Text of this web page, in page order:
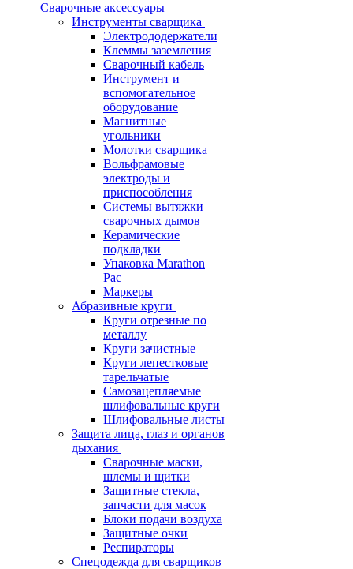
Сварочные аксессуары
Инструменты сварщика
Электрододержатели
Клеммы заземления
Сварочный кабель
Инструмент и
вспомогательное
оборудование
Магнитные
угольники
Молотки сварщика
Вольфрамовые
электроды и
приспособления
Системы вытяжки
сварочных дымов
Керамические
подкладки
Упаковка Marathon
Pac
Маркеры
Абразивные круги
Круги отрезные по
металлу
Круги зачистные
Круги лепестковые
тарельчатые
Самозацепляемые
шлифовальные круги
Шлифовальные листы
Защита лица, глаз и органов
дыхания
Сварочные маски,
шлемы и щитки
Защитные стекла,
запчасти для масок
Блоки подачи воздуха
Защитные очки
Респираторы
Спецодежда для сварщиков